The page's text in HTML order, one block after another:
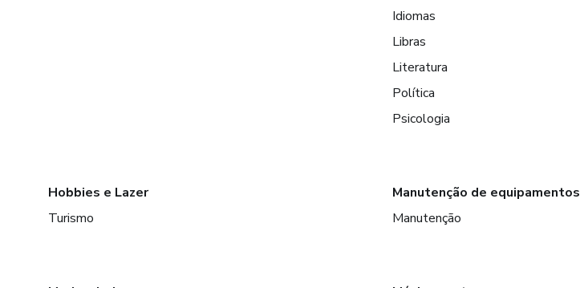
Idiomas
Libras
Literatura
Política
Psicologia
Hobbies e Lazer
Turismo
Manutenção de equipamentos
Manutenção